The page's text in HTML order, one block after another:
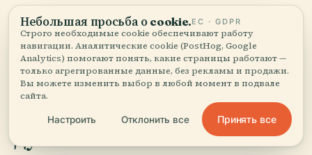
Страна - это стол, накрытый для чужих.
Аргентина накрывает его поздно, все добавляет
тарелки и слегка судит вас, если вы слишком
рано объявляете себя сытым.
Библиотеки для бессонных и
дуэли
Небольшая просьба о cookie.ЕС · GDPR
Строго необходимые cookie обеспечивают работу
навигации. Аналитические cookie (PostHog, Google
Analytics) помогают понять, какие страницы работают —
только агрегированные данные, без рекламы и продажи.
Вы можете изменить выбор в любой момент в подвале
сайта.
Настроить Отклонить все Принять все